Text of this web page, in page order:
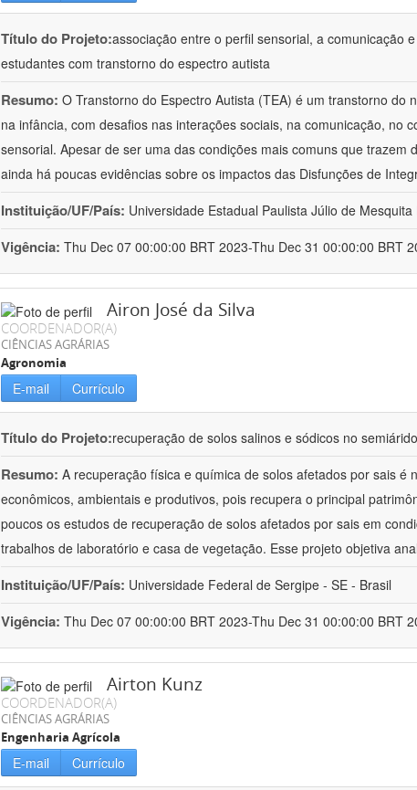
Título do Projeto:associação entre o perfil sensorial, a comunicação
estudantes com transtorno do espectro autista
Resumo: O Transtorno do Espectro Autista (TEA) é um transtorno do
na infância, com desafios nas interações sociais, na comunicação, no
sensorial. Apesar de ser uma das condições mais comuns que trazem
ainda há poucas evidências sobre os impactos das Disfunções de
Instituição/UF/País: Universidade Estadual Paulista Júlio de
Vigência: Thu Dec 07 00:00:00 BRT 2023-Thu Dec 31 00:00:00 BRT
Airon José da Silva
COORDENADOR(A)
CIÊNCIAS AGRÁRIAS
Agronomia
E-mail Currículo
Título do Projeto:recuperação de solos salinos e sódicos no
Resumo: A recuperação física e química de solos afetados por sais é
econômicos, ambientais e produtivos, pois recupera o principal
poucos os estudos de recuperação de solos afetados por sais em
trabalhos de laboratório e casa de vegetação. Esse projeto objetiva
Instituição/UF/País: Universidade Federal de Sergipe - SE - Brasil
Vigência: Thu Dec 07 00:00:00 BRT 2023-Thu Dec 31 00:00:00 BRT
Airton Kunz
COORDENADOR(A)
CIÊNCIAS AGRÁRIAS
Engenharia Agrícola
E-mail Currículo